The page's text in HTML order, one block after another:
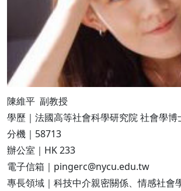
陳維平 副教授
學歷｜法國高等社會科學研究院 社會學博
分機｜58713
辦公室｜HK 233
電子信箱｜pingerc@nycu.edu.tw
專長領域｜科技中介親密關係、情感社會